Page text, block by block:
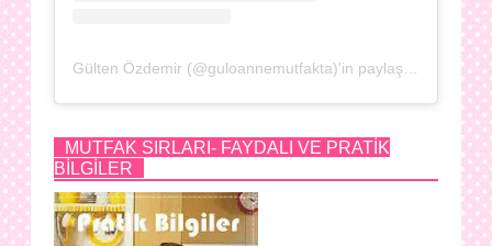
MUTFAK SIRLARI- FAYDALI VE PRATİK
BİLGİLER